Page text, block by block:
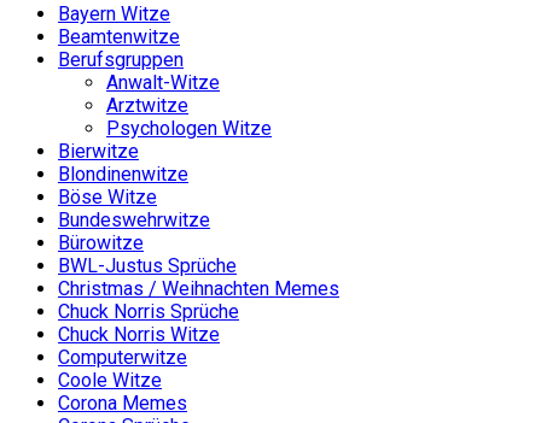
Bayern Witze
Beamtenwitze
Berufsgruppen
Anwalt-Witze
Arztwitze
Psychologen Witze
Bierwitze
Blondinenwitze
Böse Witze
Bundeswehrwitze
Bürowitze
BWL-Justus Sprüche
Christmas / Weihnachten Memes
Chuck Norris Sprüche
Chuck Norris Witze
Computerwitze
Coole Witze
Corona Memes